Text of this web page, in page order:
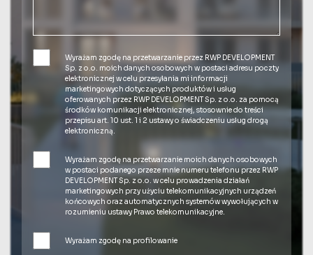
Wyrażam zgodę na przetwarzanie przez RWP DEVELOPMENT
Sp. z o.o. moich danych osobowych w postaci adresu poczty
elektronicznej w celu przesyłania mi informacji
marketingowych dotyczących produktów i usług
oferowanych przez RWP DEVELOPMENT Sp. z o.o. za pomocą
środków komunikacji elektronicznej, stosownie do treści
przepisu art. 10 ust. 1 i 2 ustawy o świadczeniu usług drogą
elektroniczną.
Wyrażam zgodę na przetwarzanie moich danych osobowych
w postaci podanego przeze mnie numeru telefonu przez RWP
DEVELOPMENT Sp. z o.o. w celu prowadzenia działań
marketingowych przy użyciu telekomunikacyjnych urządzeń
końcowych oraz automatycznych systemów wywołujących w
rozumieniu ustawy Prawo telekomunikacyjne.
Wyrażam zgodę na profilowanie